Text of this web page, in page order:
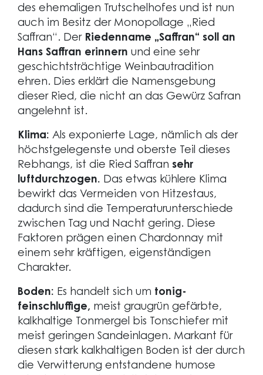
des ehemaligen Trutschelhofes und ist nun
auch im Besitz der Monopollage „Ried
Saffran“. Der Riedenname „Saffran“ soll an
Hans Saffran erinnern und eine sehr
geschichtsträchtige Weinbautradition
ehren. Dies erklärt die Namensgebung
dieser Ried, die nicht an das Gewürz Safran
angelehnt ist.
Klima: Als exponierte Lage, nämlich als der
höchstgelegenste und oberste Teil dieses
Rebhangs, ist die Ried Saffran sehr
luftdurchzogen. Das etwas kühlere Klima
bewirkt das Vermeiden von Hitzestaus,
dadurch sind die Temperaturunterschiede
zwischen Tag und Nacht gering. Diese
Faktoren prägen einen Chardonnay mit
einem sehr kräftigen, eigenständigen
Charakter.
Boden: Es handelt sich um tonig-
feinschluffige, meist graugrün gefärbte,
kalkhaltige Tonmergel bis Tonschiefer mit
meist geringen Sandeinlagen. Markant für
diesen stark kalkhaltigen Boden ist der durch
die Verwitterung entstandene humose